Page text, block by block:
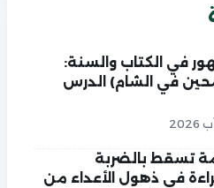
في الكتاب والسنة:
في الشام) الدرس
تسقط بالضربة
في ذهول الأعداء من